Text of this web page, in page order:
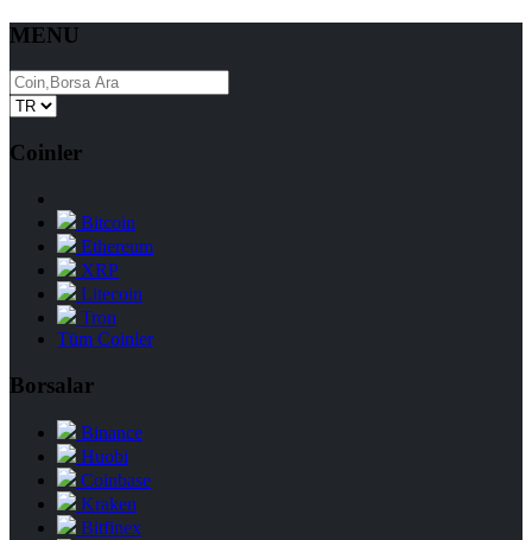
MENU
Coinler
Bitcoin
Ethereum
XRP
Litecoin
Tron
Tüm Coinler
Borsalar
Binance
Huobi
Coinbase
Kraken
Bitfinex